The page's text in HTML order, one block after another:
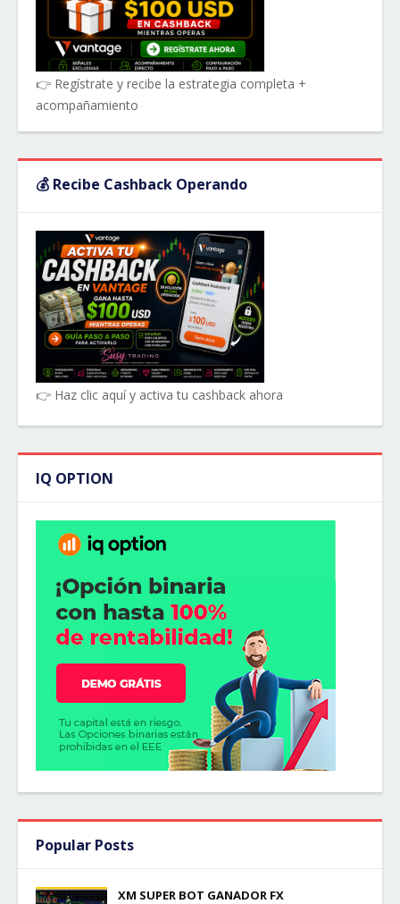
👉 Regístrate y recibe la estrategia completa +
acompañamiento
💰 Recibe Cashback Operando
👉 Haz clic aquí y activa tu cashback ahora
IQ OPTION
Popular Posts
XM SUPER BOT GANADOR FX